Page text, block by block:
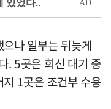
나 일부는 뒤늦게
. 5곳은 회신 대기 중
1곳은 조건부 수용